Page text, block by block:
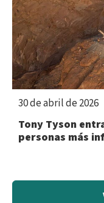
Tony Tyson
personas más
30 de abril de 2026